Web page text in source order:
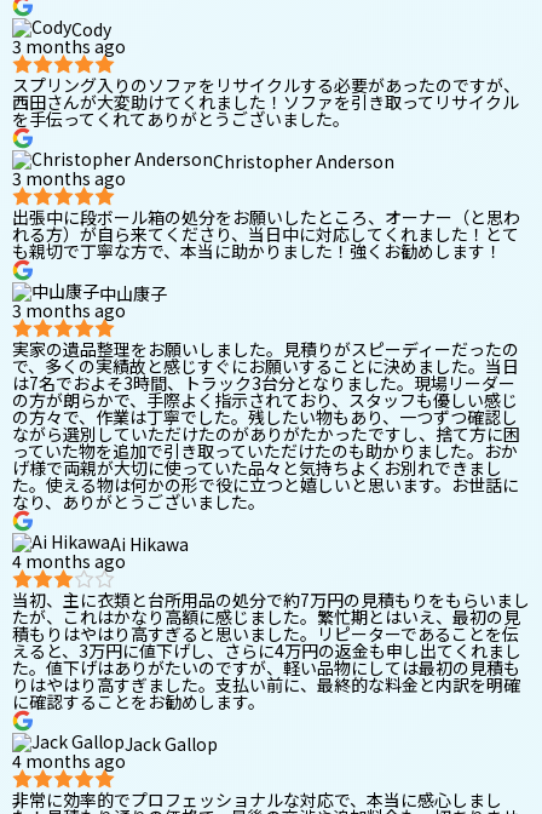
Cody
3 months ago
スプリング入りのソファをリサイクルする必要があったのですが、
西田さんが大変助けてくれました！ソファを引き取ってリサイクル
を手伝ってくれてありがとうございました。
Christopher Anderson
3 months ago
出張中に段ボール箱の処分をお願いしたところ、オーナー（と思わ
れる方）が自ら来てくださり、当日中に対応してくれました！とて
も親切で丁寧な方で、本当に助かりました！強くお勧めします！
中山康子
3 months ago
実家の遺品整理をお願いしました。見積りがスピーディーだったの
で、多くの実績故と感じすぐにお願いすることに決めました。当日
は7名でおよそ3時間、トラック3台分となりました。現場リーダー
の方が朗らかで、手際よく指示されており、スタッフも優しい感じ
の方々で、作業は丁寧でした。残したい物もあり、一つずつ確認し
ながら選別していただけたのがありがたかったですし、捨て方に困
っていた物を追加で引き取っていただけたのも助かりました。おか
げ様で両親が大切に使っていた品々と気持ちよくお別れできまし
た。使える物は何かの形で役に立つと嬉しいと思います。お世話に
なり、ありがとうございました。
Ai Hikawa
4 months ago
当初、主に衣類と台所用品の処分で約7万円の見積もりをもらいまし
たが、これはかなり高額に感じました。繁忙期とはいえ、最初の見
積もりはやはり高すぎると思いました。リピーターであることを伝
えると、3万円に値下げし、さらに4万円の返金も申し出てくれまし
た。値下げはありがたいのですが、軽い品物にしては最初の見積も
りはやはり高すぎました。支払い前に、最終的な料金と内訳を明確
に確認することをお勧めします。
Jack Gallop
4 months ago
非常に効率的でプロフェッショナルな対応で、本当に感心しまし